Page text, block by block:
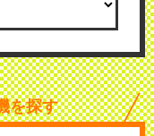
を探す